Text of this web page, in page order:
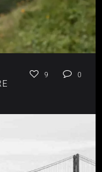
9 0